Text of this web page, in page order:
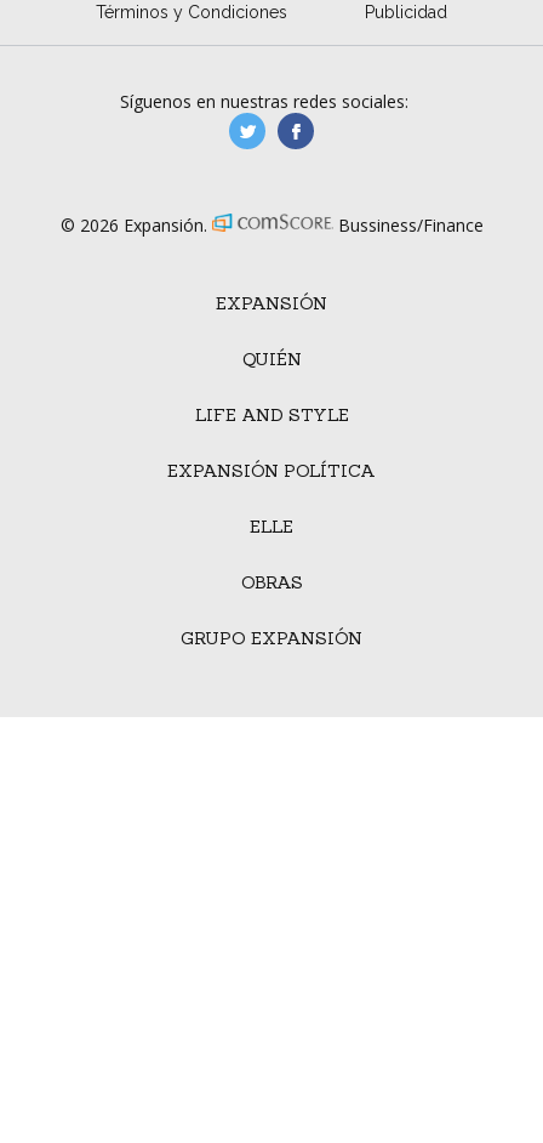
Términos y Condiciones Publicidad
EXPANSIÓN
QUIÉN
LIFE AND STYLE
EXPANSIÓN POLÍTICA
ELLE
OBRAS
GRUPO EXPANSIÓN
Síguenos en nuestras redes sociales:
manufacturaGE
© 2026 Expansión. Bussiness/Finance